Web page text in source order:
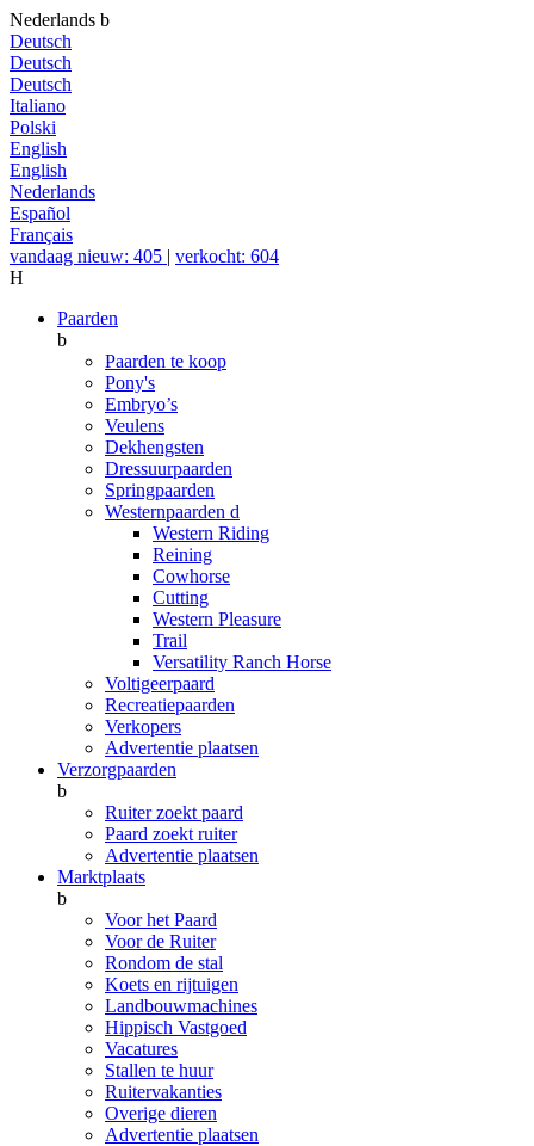
Nederlands b
Deutsch
Deutsch
Deutsch
Italiano
Polski
English
English
Nederlands
Español
Français
vandaag nieuw: 405 | verkocht: 604
H
Paarden
b
Paarden te koop
Pony's
Embryo’s
Veulens
Dekhengsten
Dressuurpaarden
Springpaarden
Westernpaarden d
Western Riding
Reining
Cowhorse
Cutting
Western Pleasure
Trail
Versatility Ranch Horse
Voltigeerpaard
Recreatiepaarden
Verkopers
Advertentie plaatsen
Verzorgpaarden
b
Ruiter zoekt paard
Paard zoekt ruiter
Advertentie plaatsen
Marktplaats
b
Voor het Paard
Voor de Ruiter
Rondom de stal
Koets en rijtuigen
Landbouwmachines
Hippisch Vastgoed
Vacatures
Stallen te huur
Ruitervakanties
Overige dieren
Advertentie plaatsen